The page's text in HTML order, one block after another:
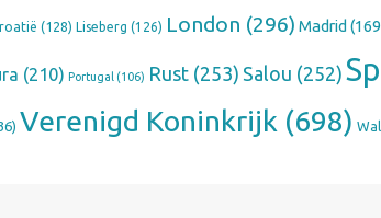
(128) Liseberg (126) London (296) Madrid
(210) Portugal (106) Rust (253) Salou (252)
Verenigd Koninkrijk (698)